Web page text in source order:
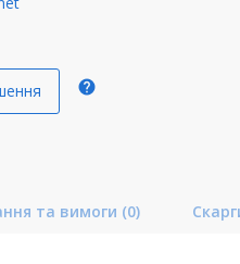
help
та вимоги (0)